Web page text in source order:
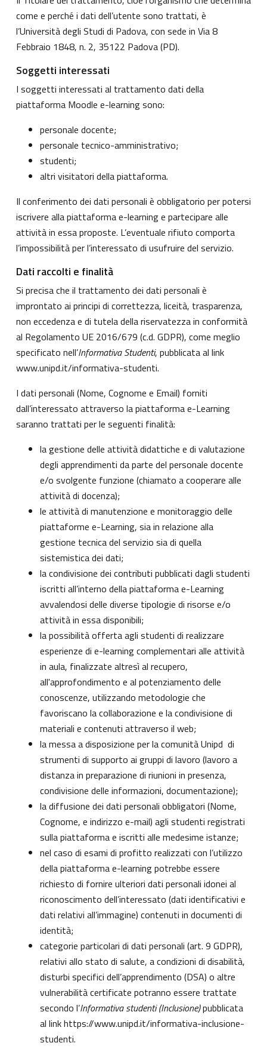
come e perché i dati dell’utente sono trattati, è
l’Università degli Studi di Padova, con sede in Via 8
Febbraio 1848, n. 2, 35122 Padova (PD).
Soggetti interessati
I soggetti interessati al trattamento dati della
piattaforma Moodle e-learning sono:
personale docente;
personale tecnico-amministrativo;
studenti;
altri visitatori della piattaforma.
Il conferimento dei dati personali è obbligatorio per potersi
iscrivere alla piattaforma e-learning e partecipare alle
attività in essa proposte. L’eventuale rifiuto comporta
l’impossibilità per l’interessato di usufruire del servizio.
Dati raccolti e finalità
Si precisa che il trattamento dei dati personali è
improntato ai principi di correttezza, liceità, trasparenza,
non eccedenza e di tutela della riservatezza in conformità
al Regolamento UE 2016/679 (c.d. GDPR), come meglio
specificato nell’Informativa Studenti, pubblicata al link
www.unipd.it/informativa-studenti.
I dati personali (Nome, Cognome e Email) forniti
dall’interessato attraverso la piattaforma e-Learning
saranno trattati per le seguenti finalità:
la gestione delle attività didattiche e di valutazione
degli apprendimenti da parte del personale docente
e/o svolgente funzione (chiamato a cooperare alle
attività di docenza);
le attività di manutenzione e monitoraggio delle
piattaforme e-Learning, sia in relazione alla
gestione tecnica del servizio sia di quella
sistemistica dei dati;
la condivisione dei contributi pubblicati dagli studenti
iscritti all’interno della piattaforma e-Learning
avvalendosi delle diverse tipologie di risorse e/o
attività in essa disponibili;
la possibilità offerta agli studenti di realizzare
esperienze di e-learning complementari alle attività
in aula, finalizzate altresì al recupero,
all'approfondimento e al potenziamento delle
conoscenze, utilizzando metodologie che
favoriscano la collaborazione e la condivisione di
materiali e contenuti attraverso il web;
la messa a disposizione per la comunità Unipd di
strumenti di supporto ai gruppi di lavoro (lavoro a
distanza in preparazione di riunioni in presenza,
condivisione delle informazioni, documentazione);
la diffusione dei dati personali obbligatori (Nome,
Cognome, e indirizzo e-mail) agli studenti registrati
sulla piattaforma e iscritti alle medesime istanze;
nel caso di esami di profitto realizzati con l’utilizzo
della piattaforma e-learning potrebbe essere
richiesto di fornire ulteriori dati personali idonei al
riconoscimento dell’interessato (dati identificativi e
dati relativi all’immagine) contenuti in documenti di
identità;
categorie particolari di dati personali (art. 9 GDPR),
relativi allo stato di salute, a condizioni di disabilità,
disturbi specifici dell’apprendimento (DSA) o altre
vulnerabilità certificate potranno essere trattate
secondo l’Informativa studenti (Inclusione)pubblicata
al linkhttps://www.unipd.it/informativa-inclusione-
studenti.